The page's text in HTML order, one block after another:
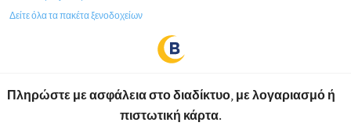
Δείτε όλα τα πακέτα ξενοδοχείων
Πληρώστε με ασφάλεια στο διαδίκτυο, με λογαριασμό ή
πιστωτική κάρτα.